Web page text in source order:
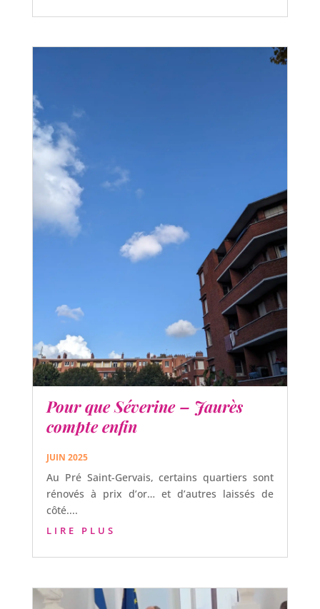
Pour que Séverine – Jaurès
compte enfin
JUIN 2025
Au Pré Saint-Gervais, certains quartiers sont
rénovés à prix d’or… et d’autres laissés de
côté....
LIRE PLUS